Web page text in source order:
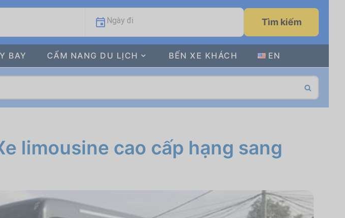
Ngày đi Tìm kiếm
BAY CẨM NANG DU LỊCH BẾN XE KHÁCH EN
limousine cao cấp hạng sang